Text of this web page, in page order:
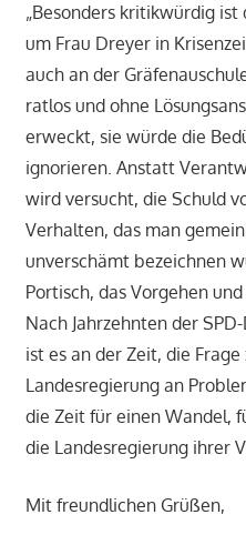
„Besonders kritikwürdig ist
um Frau Dreyer in
auch an der
ratlos und ohne
erweckt, sie würde die
ignorieren. Anstatt
wird versucht, die Schuld
Verhalten, das man
unverschämt bezeichnen
Portisch, das Vorgehen
Nach Jahrzehnten der
ist es an der Zeit, die
Landesregierung an
die Zeit für einen Wandel,
die Landesregierung ihrer
Mit freundlichen Grüßen,